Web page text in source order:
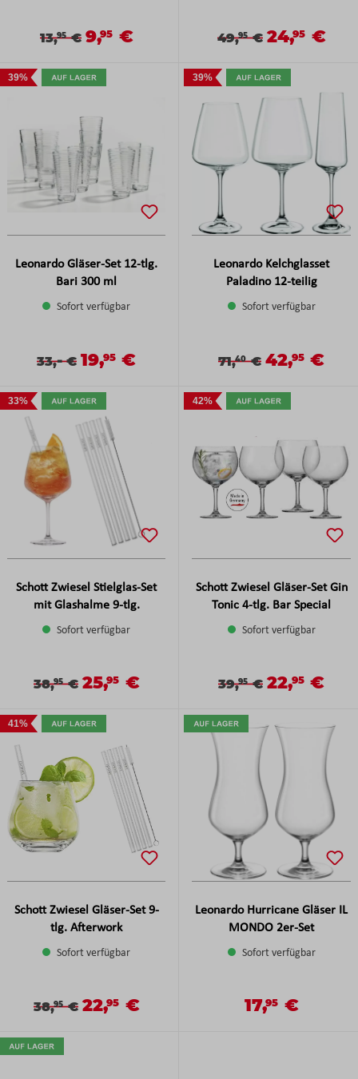
Verkaufspreis:
Regulärer Preis:
13,95€ Verkaufspreis:
9,95 € Verkaufspreis:
Regulärer Preis:
49,95€ 24,95 €
39%
Leonardo Gläser-Set 12-tlg.
Bari 300 ml
Sofort verfügbar
Verkaufspreis:
Regulärer Preis:
33,-€ Verkaufspreis:
19,95 €
39%
Leonardo Kelchglasset
Paladino 12-teilig
Sofort verfügbar
Verkaufspreis:
Regulärer Preis:
71,40€ 42,95 €
33%
Schott Zwiesel Stielglas-Set
mit Glashalme 9-tlg.
Sofort verfügbar
Verkaufspreis:
Regulärer Preis:
38,95€ Verkaufspreis:
25,95 €
42%
Schott Zwiesel Gläser-Set Gin
Tonic 4-tlg. Bar Special
Sofort verfügbar
Verkaufspreis:
Regulärer Preis:
39,95€ 22,95 €
41%
Schott Zwiesel Gläser-Set 9-
tlg. Afterwork
Sofort verfügbar
Verkaufspreis:
Regulärer Preis:
38,95€ Verkaufspreis:
22,95 €
Leonardo Hurricane Gläser IL
MONDO 2er-Set
Sofort verfügbar
Regulärer Preis:
Verkaufspreis:
17,95 €